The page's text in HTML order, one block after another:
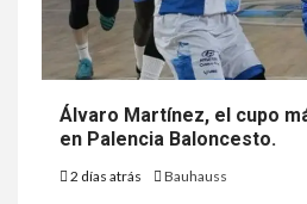
Álvaro Martínez, el cupo
en Palencia Baloncesto.
2 días atrás Bauhauss